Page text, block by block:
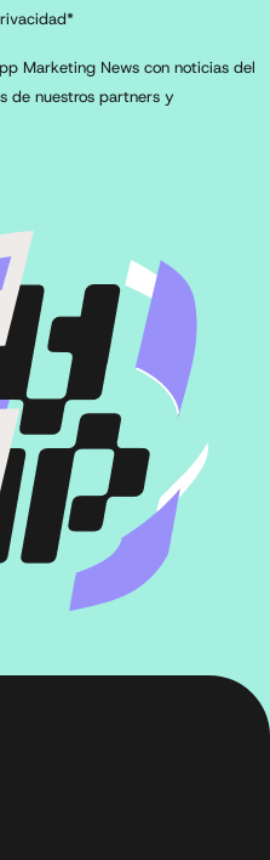
Marketing News con noticias del
de nuestros partners y